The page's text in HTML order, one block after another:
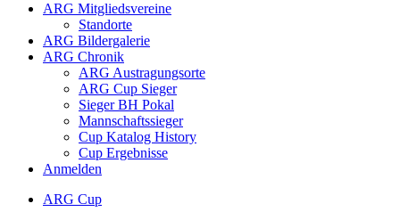
ARG Mitgliedsvereine
Standorte
ARG Bildergalerie
ARG Chronik
ARG Austragungsorte
ARG Cup Sieger
Sieger BH Pokal
Mannschaftssieger
Cup Katalog History
Cup Ergebnisse
Anmelden
ARG Cup